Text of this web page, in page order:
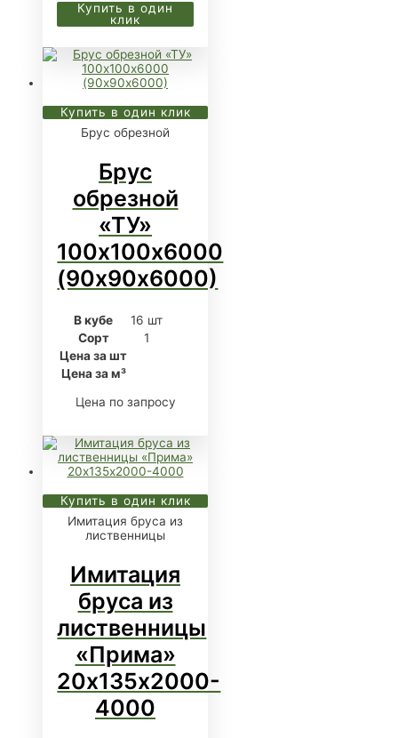
Купить в один
клик
Купить в один клик
Брус обрезной
Брус
обрезной
«ТУ»
100х100х6000
(90х90х6000)
В кубе
16 шт
Сорт
1
Цена за шт
Цена за м³
Цена по запросу
Купить в один клик
Имитация бруса из
лиственницы
Имитация
бруса из
лиственницы
«Прима»
20х135х2000-
4000